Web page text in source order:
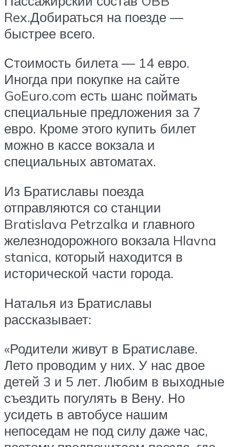
Rex.Добираться на поезде —
быстрее всего.
Стоимость билета — 14 евро.
Иногда при покупке на сайте
GoEuro.com есть шанс поймать
специальные предложения за 7
евро. Кроме этого купить билет
можно в кассе вокзала и
специальных автоматах.
Из Братиславы поезда
отправляются со станции
Bratislava Petrzalka и главного
железнодорожного вокзала Hlavna
stanica, который находится в
исторической части города.
Наталья из Братиславы
рассказывает:
«Родители живут в Братиславе.
Лето проводим у них. У нас двое
детей 3 и 5 лет. Любим в выходные
съездить погулять в Вену. Но
усидеть в автобусе нашим
непоседам не под силу даже час,